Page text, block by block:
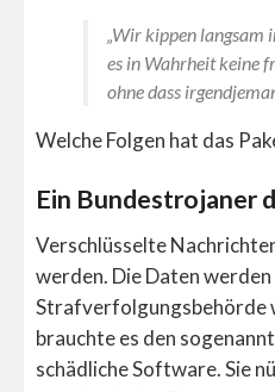
„Wir kippen langsam
es in Wahrheit keine
ohne dass
Welche Folgen hat das
Ein Bundestrojaner
Verschlüsselte
werden. Die Daten werden
Strafverfolgungsbehörde
brauchte es den
schädliche Software. Sie